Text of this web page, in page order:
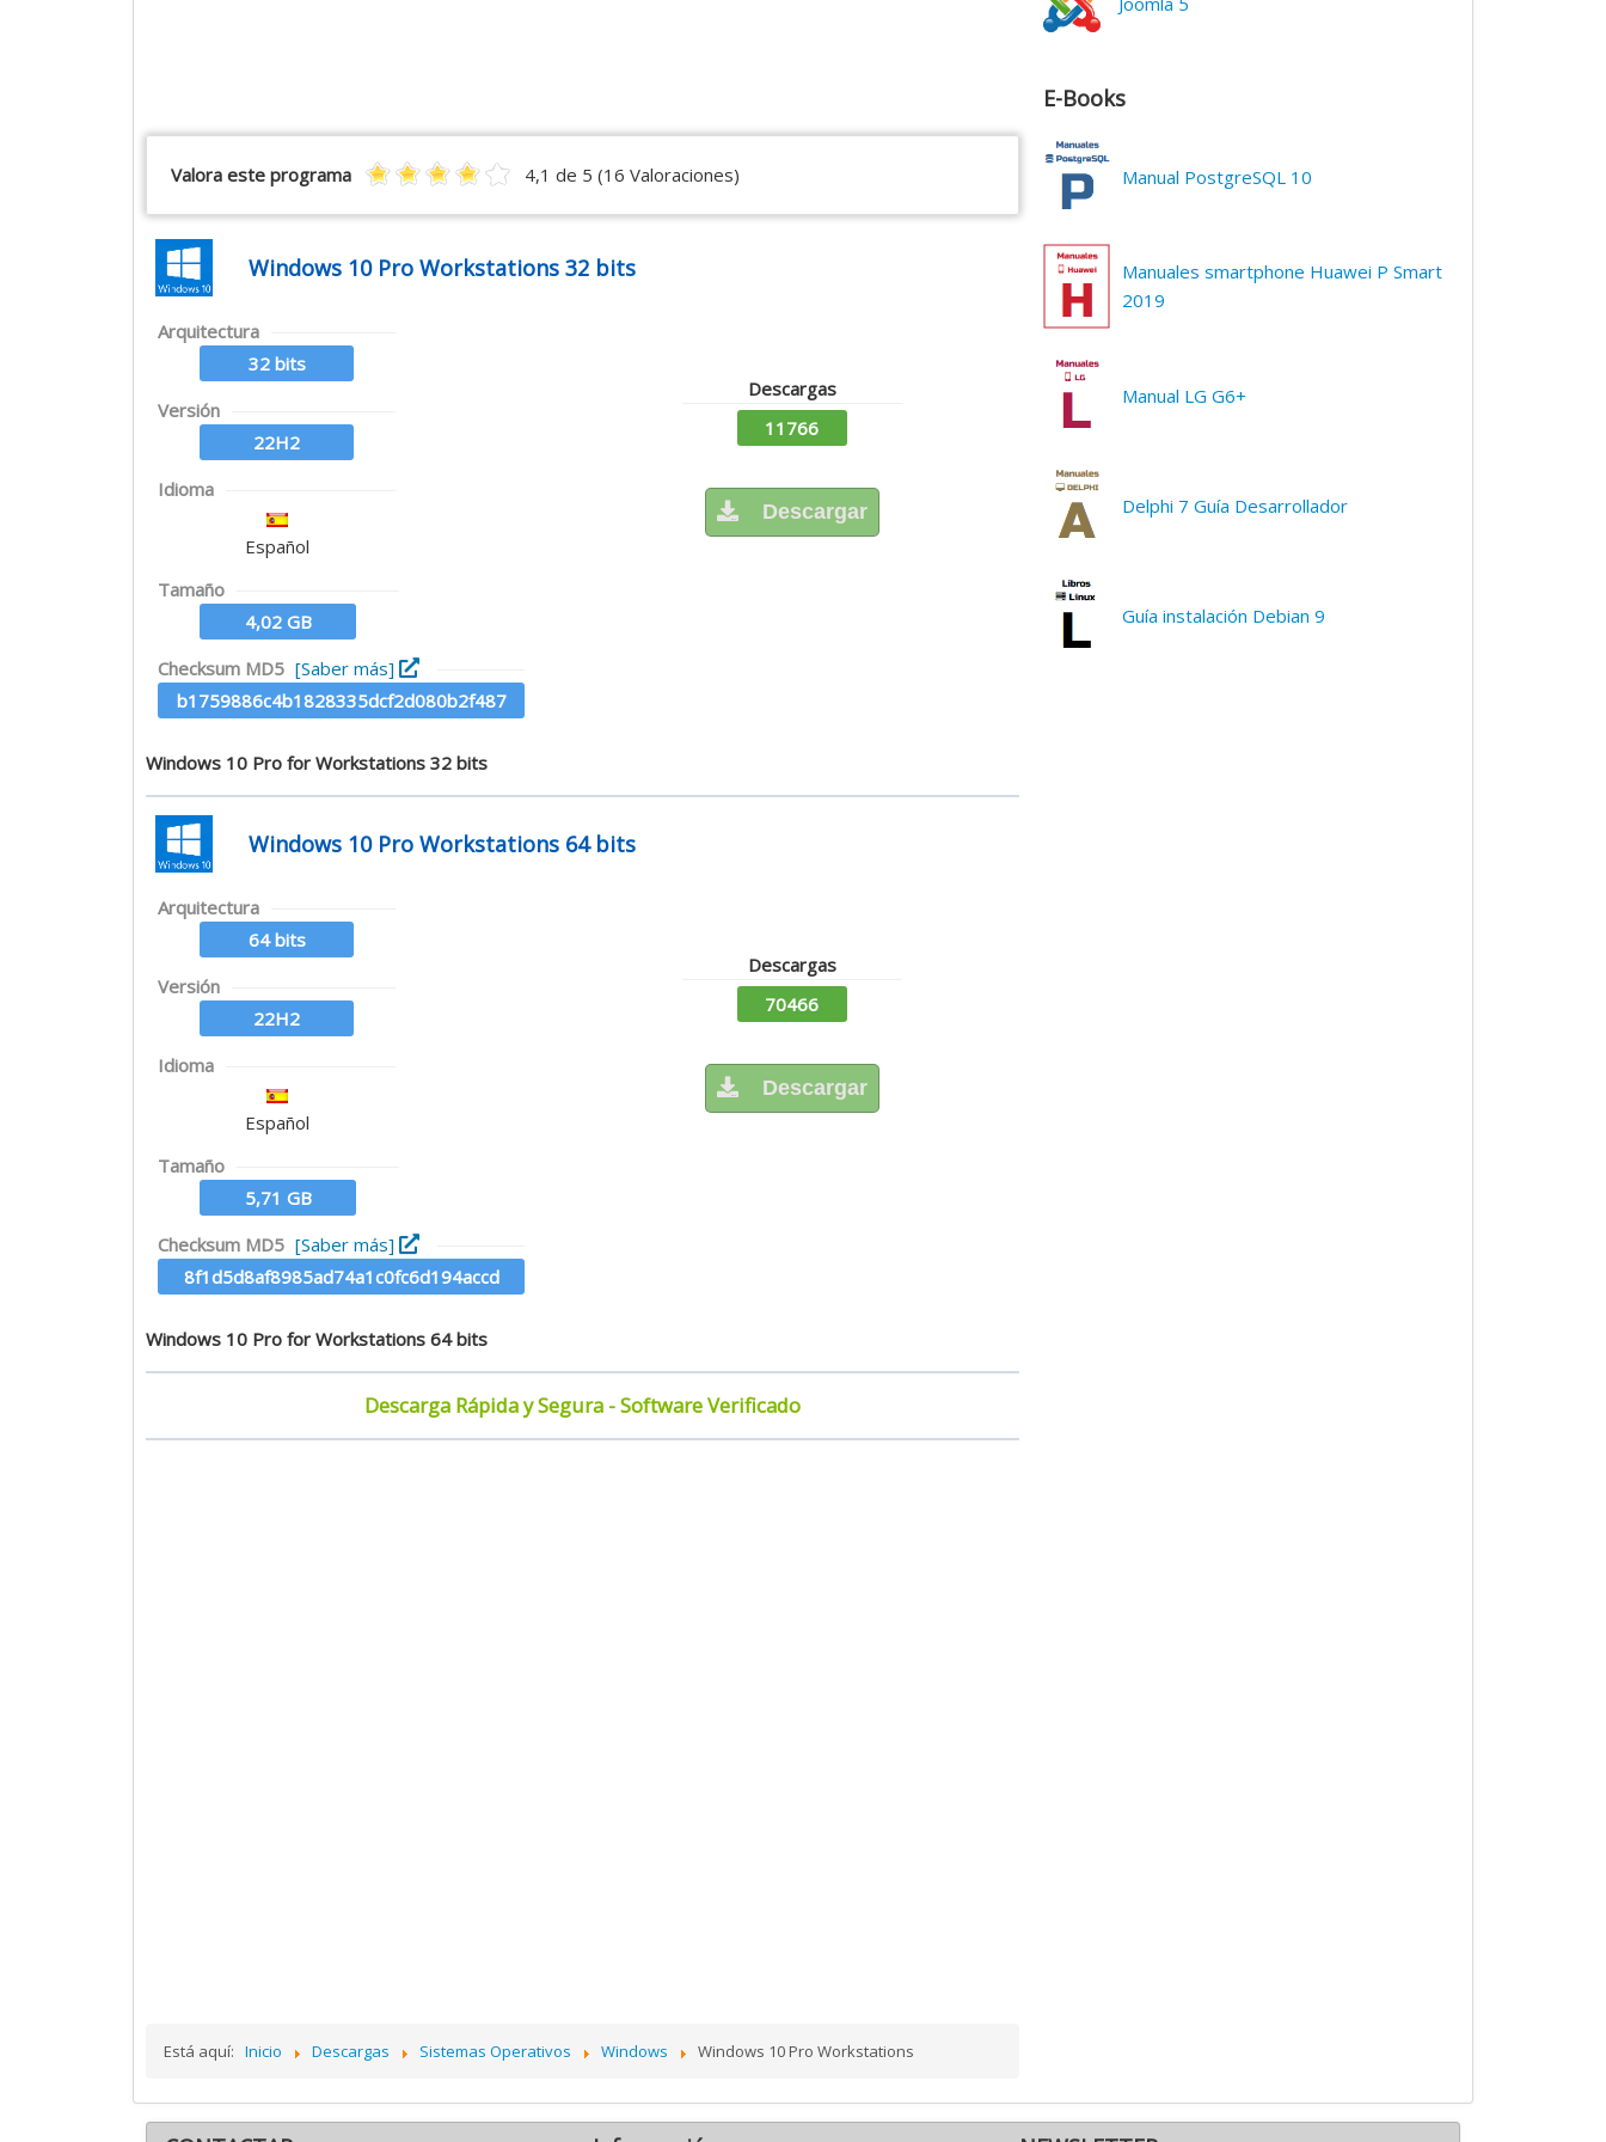
Valora este programa 4,1 de 5 (16 Valoraciones)
Windows 10 Pro Workstations 32 bits
Arquitectura
32 bits
Versión
22H2
Idioma
Español
Tamaño
4,02 GB
Checksum MD5 [Saber más]
b1759886c4b1828335dcf2d080b2f487
Descargas
11766
Descargar
Windows 10 Pro for Workstations 32 bits
Windows 10 Pro Workstations 64 bits
Arquitectura
64 bits
Versión
22H2
Idioma
Español
Tamaño
5,71 GB
Checksum MD5 [Saber más]
8f1d5d8af8985ad74a1c0fc6d194accd
Descargas
70466
Descargar
Windows 10 Pro for Workstations 64 bits
Descarga Rápida y Segura - Software Verificado
Está aquí: Inicio Descargas Sistemas Operativos Windows Windows 10 Pro Workstations
E-Books
Manual PostgreSQL 10
Manuales smartphone Huawei P Smart
2019
Manual LG G6+
Delphi 7 Guía Desarrollador
Guía instalación Debian 9